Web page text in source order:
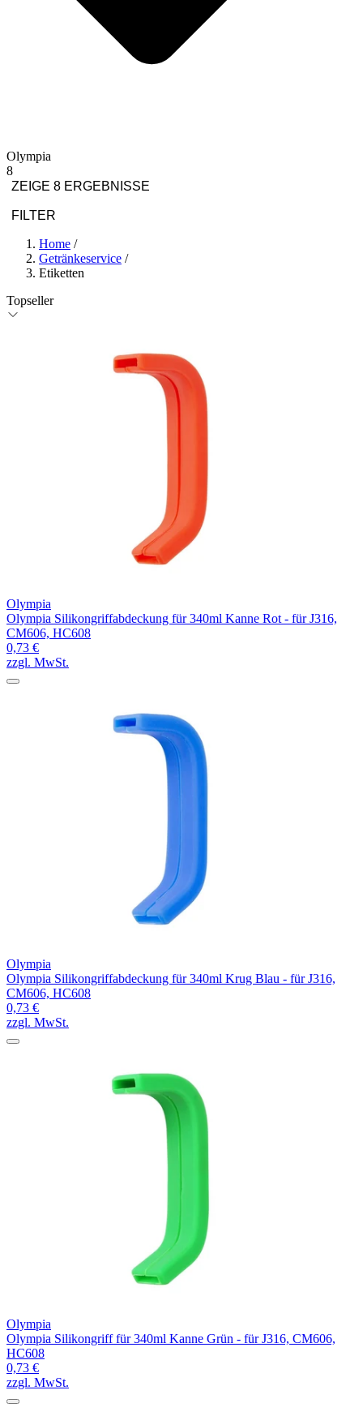
Olympia
8
ZEIGE 8 ERGEBNISSE
FILTER
Home /
Getränkeservice /
Etiketten
Topseller
Olympia
Olympia Silikongriffabdeckung für 340ml Kanne Rot - für J316,
CM606, HC608
0,73 €
zzgl. MwSt.
Olympia
Olympia Silikongriffabdeckung für 340ml Krug Blau - für J316,
CM606, HC608
0,73 €
zzgl. MwSt.
Olympia
Olympia Silikongriff für 340ml Kanne Grün - für J316, CM606,
HC608
0,73 €
zzgl. MwSt.